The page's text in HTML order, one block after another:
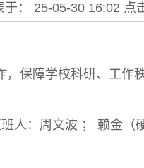
于： 25-05-30 16:02 点
，保障学校科研、工作
人：周文波 ； 赖金（